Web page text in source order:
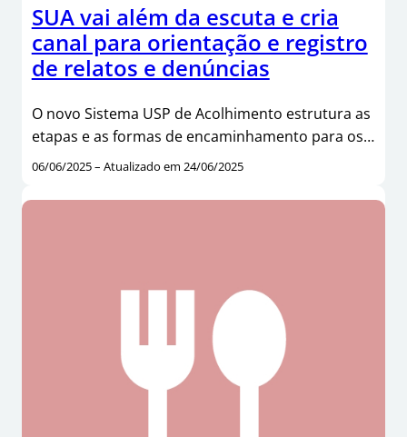
SUA vai além da escuta e cria
canal para orientação e registro
de relatos e denúncias
O novo Sistema USP de Acolhimento estrutura as
etapas e as formas de encaminhamento para os…
06/06/2025 – Atualizado em 24/06/2025